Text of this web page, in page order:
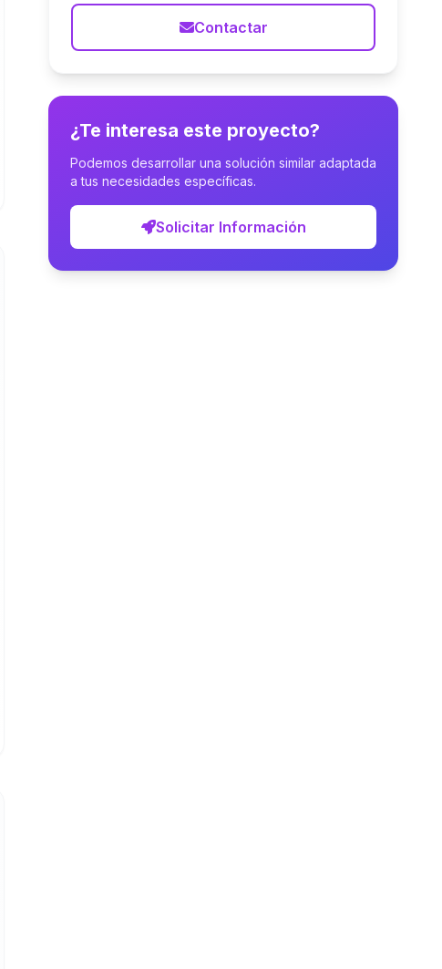
Contactar
¿Te interesa este proyecto?
Podemos desarrollar una solución similar adaptada
a tus necesidades específicas.
Solicitar Información